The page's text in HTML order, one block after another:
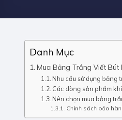
Danh Mục
Mua Bảng Trắng Viết Bút
Nhu cầu sử dụng bảng
Các dòng sản phẩm
Nên chọn mua bảng
Chính sách bảo